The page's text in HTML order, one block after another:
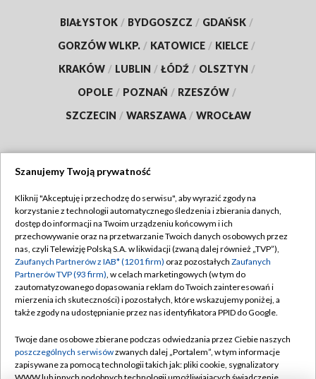
BIAŁYSTOK / BYDGOSZCZ / GDAŃSK /
GORZÓW WLKP. / KATOWICE / KIELCE /
KRAKÓW / LUBLIN / ŁÓDŹ / OLSZTYN /
OPOLE / POZNAŃ / RZESZÓW /
SZCZECIN / WARSZAWA / WROCŁAW
TVP
Abonament TVP
Emisja w TVP
Centrum informacji TVP
Naziemna Telewizja Cyfrowa
Rada Programowa
System NOS
Regulamin TVP
Polityka prywatności
Moje zgody
Pomoc
Kontakt
Szanujemy Twoją prywatność
Kliknij "Akceptuję i przechodzę do serwisu", aby wyrazić zgody na
korzystanie z technologii automatycznego śledzenia i zbierania danych,
dostęp do informacji na Twoim urządzeniu końcowym i ich
przechowywanie oraz na przetwarzanie Twoich danych osobowych przez
nas, czyli Telewizję Polską S.A. w likwidacji (zwaną dalej również „TVP”),
Zaufanych Partnerów z IAB* (1201 firm) oraz pozostałych Zaufanych
Partnerów TVP (93 firm), w celach marketingowych (w tym do
zautomatyzowanego dopasowania reklam do Twoich zainteresowań i
mierzenia ich skuteczności) i pozostałych, które wskazujemy poniżej, a
także zgody na udostępnianie przez nas identyfikatora PPID do Google.
Twoje dane osobowe zbierane podczas odwiedzania przez Ciebie naszych
poszczególnych serwisówzwanych dalej „Portalem”, w tym informacje
zapisywane za pomocą technologii takich jak: pliki cookie, sygnalizatory